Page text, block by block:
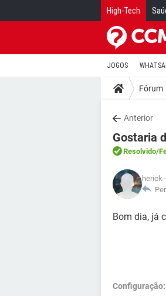
High-Tech
JOGOS
Fórum
Anterior
Gostaria
Resolvido/
herick
Bom dia, já
Configuração: